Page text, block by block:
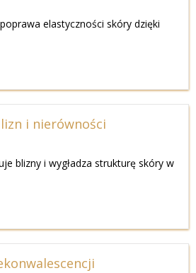
elastyczności skóry dzięki
i nierówności
blizny i wygładza strukturę skóry w